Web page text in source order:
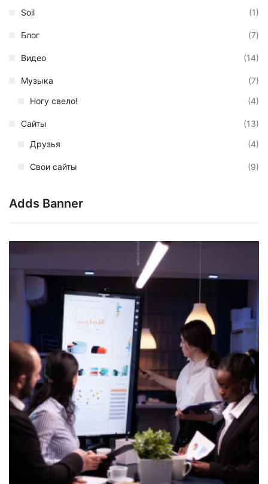
Soil (1)
Блог (7)
Видео (14)
Музыка
(7)
Ногу свело!
(4)
Сайты
(13)
Друзья
(4)
Свои сайты (9)
Adds Banner